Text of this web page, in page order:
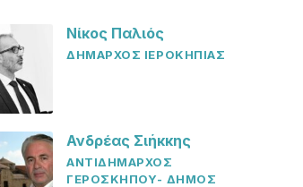
Νίκος Παλιός
ΔΗΜΑΡΧΟΣ ΙΕΡΟΚΗΠΙΑΣ
Ανδρέας Σιήκκης
ΑΝΤΙΔΗΜΑΡΧΟΣ
ΓΕΡΟΣΚΗΠΟΥ- ΔΗΜΟΣ